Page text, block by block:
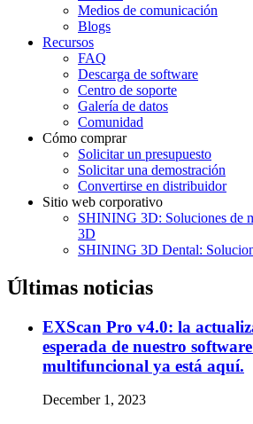
Medios de comunicación
Blogs
Recursos
FAQ
Descarga de software
Centro de soporte
Galería de datos
Comunidad
Cómo comprar
Solicitar un presupuesto
Solicitar una demostración
Convertirse en distribuidor
Sitio web corporativo
SHINING 3D: Soluciones de
3D
SHINING 3D Dental:
Últimas noticias
EXScan Pro v4.0: la
esperada de nuestro
multifuncional ya está aquí.
December 1, 2023